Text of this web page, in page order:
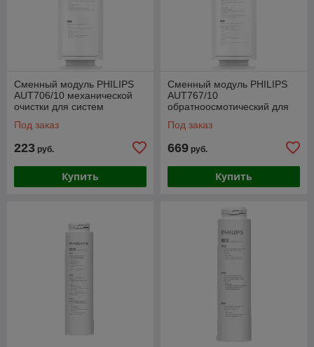
Сменный модуль PHILIPS
AUT706/10 механической
очистки для систем
Под заказ
223 руб.
Купить
Сменный модуль PHILIPS
AUT767/10
обратноосмотический для
Под заказ
669 руб.
Купить